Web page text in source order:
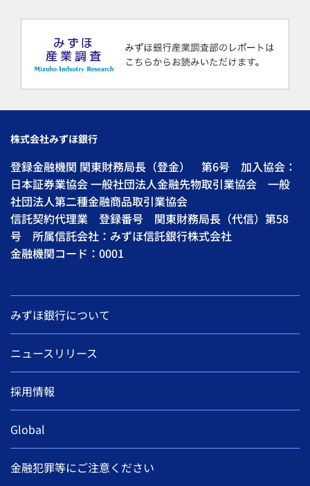
株式会社みずほ銀行
登録金融機関 関東財務局長（登金） 第6号 加入協会：
日本証券業協会 一般社団法人金融先物取引業協会 一般
社団法人第二種金融商品取引業協会
信託契約代理業 登録番号 関東財務局長（代信）第58
号 所属信託会社：みずほ信託銀行株式会社
金融機関コード：0001
みずほ銀行について
ニュースリリース
採用情報
Global
金融犯罪等にご注意ください